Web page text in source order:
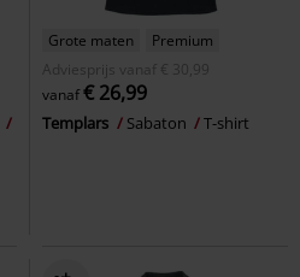
Grote maten
Premium
Adviesprijs
vanaf € 30,99
vanaf€ 26,99
Templars Sabaton T-shirt